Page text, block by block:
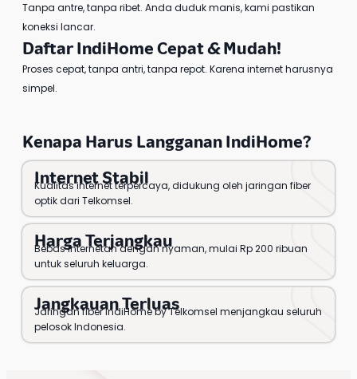
Tanpa antre, tanpa ribet. Anda duduk manis, kami pastikan
koneksi lancar.
Daftar IndiHome Cepat & Mudah!
Proses cepat, tanpa antri, tanpa repot. Karena internet harusnya
simpel.
Kenapa Harus Langganan IndiHome?
Internet Stabil
Kualitas internet terpercaya, didukung oleh jaringan fiber
optik dari Telkomsel.
Harga Terjangkau
Bebas internetan dengan nyaman, mulai Rp 200 ribuan
untuk seluruh keluarga.
Jangkauan Terluas
Jaringan fiber IndiHome by Telkomsel menjangkau seluruh
pelosok Indonesia.